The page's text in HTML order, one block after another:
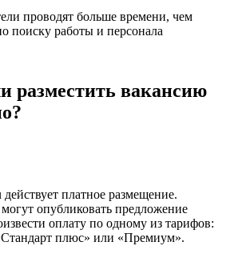
проводят больше времени, чем
поиску работы и персонала
разместить вакансию
платное размещение.
опубликовать предложение
оплату по одному из тарифов:
плюс» или «Премиум».